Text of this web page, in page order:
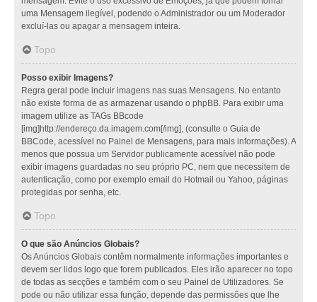
uma Mensagem ilegível, podendo o Administrador ou um Moderador
excluí-las ou apagar a mensagem inteira.
Topo
Posso exibir Imagens?
Regra geral pode incluir imagens nas suas Mensagens. No entanto
não existe forma de as armazenar usando o phpBB. Para exibir uma
imagem utilize as TAGs BBcode
[img]http://endereço.da.imagem.com[/img], (consulte o Guia de
BBCode, acessível no Painel de Mensagens, para mais informações). A
menos que possua um Servidor publicamente acessível não pode
exibir imagens guardadas no seu próprio PC, nem que necessitem de
autenticação, como por exemplo email do Hotmail ou Yahoo, páginas
protegidas por senha, etc.
Topo
O que são Anúncios Globais?
Os Anúncios Globais contêm normalmente informações importantes e
devem ser lidos logo que forem publicados. Eles irão aparecer no topo
de todas as secções e também com o seu Painel de Utilizadores. Se
pode ou não utilizar essa função, depende das permissões que lhe